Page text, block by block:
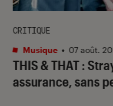
THIS & THAT:
assurance, sans
CRITIQUE
Musique • 07 août.